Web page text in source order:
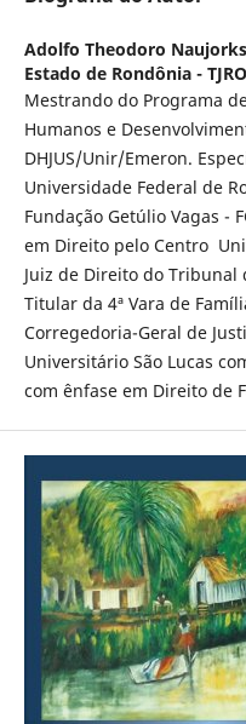
Adolfo Theodoro
Estado de Rondônia - TJRO
Mestrando do Programa
Humanos e
DHJUS/Unir/Emeron.
Universidade Federal de
Fundação Getúlio Vagas -
em Direito pelo Centro
Juiz de Direito do Tribunal
Titular da 4ª Vara de
Corregedoria-Geral de
Universitário São Lucas
com ênfase em Direito de